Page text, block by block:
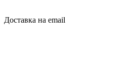
Доставка на email